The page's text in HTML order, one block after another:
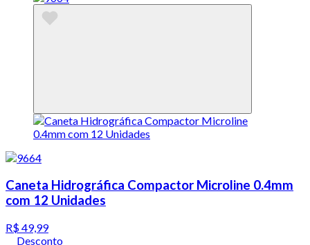
Caneta Hidrográfica Compactor Microline 0.4mm
com 12 Unidades
R$ 49,99
Desconto